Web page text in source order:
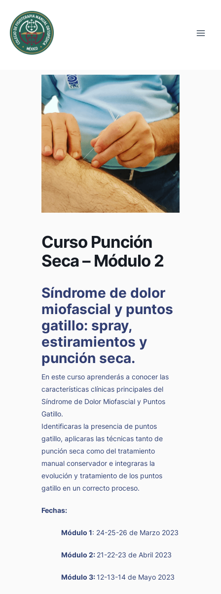
Curso Punción
Seca – Módulo 2
Síndrome de dolor
miofascial y puntos
gatillo: spray,
estiramientos y
punción seca.
En este curso aprenderás a conocer las
características clínicas principales del
Síndrome de Dolor Miofascial y Puntos
Gatillo.
Identificaras la presencia de puntos
gatillo, aplicaras las técnicas tanto de
punción seca como del tratamiento
manual conservador e integraras la
evolución y tratamiento de los puntos
gatillo en un correcto proceso.
Fechas:
Módulo 1: 24-25-26 de Marzo 2023
Módulo 2: 21-22-23 de Abril 2023
Módulo 3: 12-13-14 de Mayo 2023